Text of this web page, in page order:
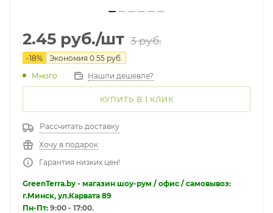
2.45 руб./шт 3руб.
-18% Экономия 0.55 руб.
Много
Нашли дешевле?
КУПИТЬ В 1 КЛИК
Рассчитать доставку
Хочу в подарок
Гарантия низких цен!
GreenTerra.by - магазин шоу-рум / офис / самовывоз:
г.Минск, ул.Карвата 89
Пн-Пт: 9:00 - 17:00.